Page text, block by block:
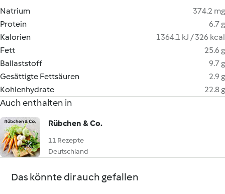
Natrium
374.2 mg
Protein
6.7 g
Kalorien
1364.1 kJ / 326 kcal
Fett
25.6 g
Ballaststoff
9.7 g
Gesättigte Fettsäuren
2.9 g
Kohlenhydrate
22.8 g
Auch enthalten in
Rübchen & Co.
11 Rezepte
Deutschland
Das könnte dir auch gefallen